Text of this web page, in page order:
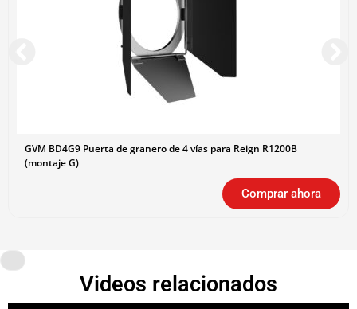
GVM BD4G9 Puerta de granero de 4 vías para Reign R1200B
(montaje G)
Comprar ahora
Videos relacionados